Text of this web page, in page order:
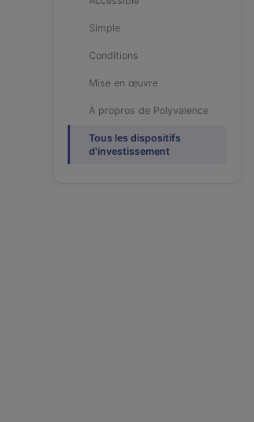
Simple
Conditions
Mise en œuvre
À propros de Polyvalence
Tous les dispositifs
d'investissement